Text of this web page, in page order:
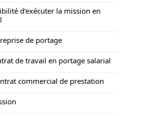
d’exécuter la mission en
de portage
de travail en portage salarial
commercial de prestation